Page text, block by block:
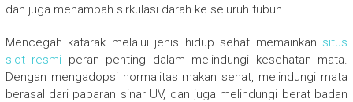
dan juga menambah sirkulasi darah ke seluruh tubuh.
Mencegah katarak melalui jenis hidup sehat memainkan situs
slot resmi peran penting dalam melindungi kesehatan mata.
Dengan mengadopsi normalitas makan sehat, melindungi mata
berasal dari paparan sinar UV, dan juga melindungi berat badan